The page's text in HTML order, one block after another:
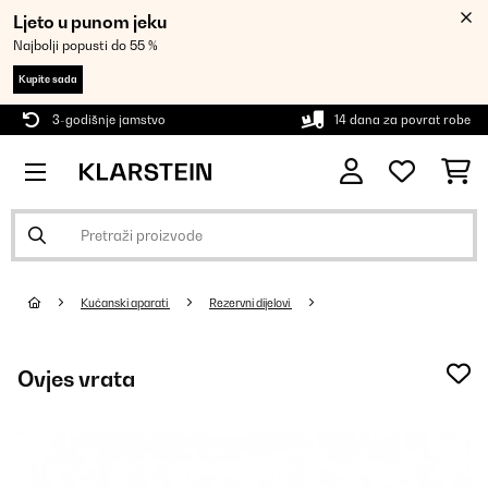
Ljeto u punom jeku
Najbolji popusti do 55 %
Kupite sada
3-godišnje jamstvo 14 dana za povrat robe
Kućanski aparati Rezervni dijelovi
Ovjes vrata